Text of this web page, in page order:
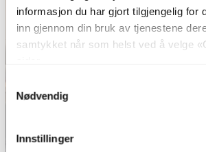
informasjon du har gjort tilgjengelig for
inn gjennom din bruk av tjenestene
samtykket når som helst ved å velge
Samtykkevalg
Nødvendig
Innstillinger